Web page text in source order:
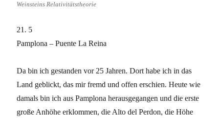
Weinsteins Relativitätstheorie
21. 5
Pamplona – Puente La Reina
Da bin ich gestanden vor 25 Jahren. Dort habe ich in das
Land geblickt, das mir fremd und offen erschien. Heute wie
damals bin ich aus Pamplona herausgegangen und die erste
große Anhöhe erklommen, die Alto del Perdon, die Höhe